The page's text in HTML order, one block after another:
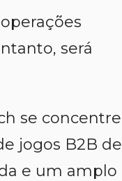
será
se concentre
jogos B2B de
e um amplo